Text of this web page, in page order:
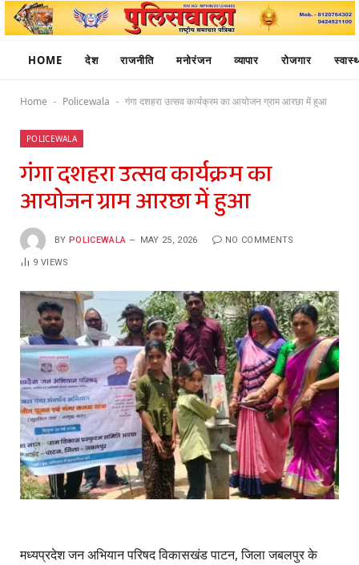
HOME देश राजनीति मनोरंजन व्यापार रोजगार
Home - Policewala - गंगा दशहरा उत्सव कार्यक्रम का आयोजन ग्राम आरछा में हुआ
POLICEWALA
गंगा दशहरा उत्सव कार्यक्रम का
आयोजन ग्राम आरछा में हुआ
BY POLICEWALA MAY 25, 2026 NO COMMENTS
9VIEWS
मध्यप्रदेश जन अभियान परिषद विकासखंड पाटन, जिला जबलपुर के